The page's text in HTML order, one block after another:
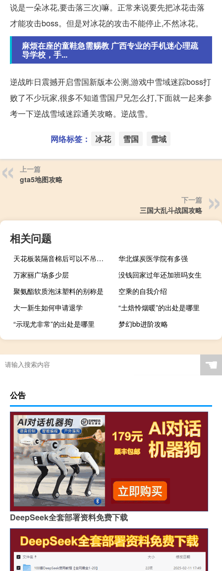
说是一朵冰花,要击落三次)嘛。正常来说要先把冰花击落
才能攻击boss。但是对冰花的攻击不能停止,不然冰花。
麻烦在座的童鞋急需赐教 广西专业的手机迷心理疏
导学校，手...
逆战昨日震撼开启雪国新版本公测,游戏中雪域迷踪boss打
败了不少玩家,很多不知道雪国尸兄怎么打,下面就一起来参
考一下逆战雪域迷踪通关攻略。逆战雪。
网络标签： 冰花 雪国 雪域
上一篇
gta5地图攻略
下一篇
三国大乱斗战国攻略
相关问题
天花板装隔音棉后可以不吊顶吗
华北煤炭医学院有多强
万家丽广场多少层
没钱回家过年还加班吗女生
聚氨酯软质泡沫塑料的别称是
空乘的自我介绍
大一新生如何申请退学
“土焙怜烟暖”的出处是哪里
“示现尤非常”的出处是哪里
梦幻bb进阶攻略
☚
公告
DeepSeek全套部署资料免费下载